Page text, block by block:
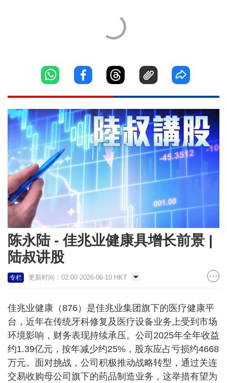
陈永陆 - 佳兆业健康具增长前景 |
陆叔讲股
专栏 更新时间：02:00 2026-06-10 HKT
佳兆业健康（876）是佳兆业集团旗下的医疗健康平
台，近年在传统牙科修复及医疗设备业务上受到市场
环境影响，财务表现持续承压。公司2025年全年收益
约1.39亿元，按年减少约25%，股东应占亏损约4668
万元。面对挑战，公司积极推动战略转型，通过关连
交易收购母公司旗下的药品制造业务，这举措有望为